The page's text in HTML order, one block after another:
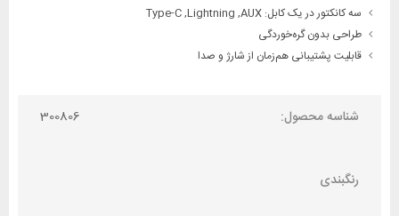
سه کانکتور در یک کابل: Type-C ,Lightning ,AUX
طراحی بدون گره‌خوردگی
قابلیت پشتیبانی هم‌زمان از شارژ و صدا
شناسه محصول: 300806
رنگبندی